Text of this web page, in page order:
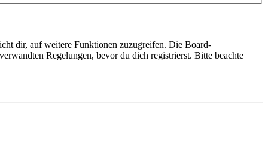
dir, auf weitere Funktionen zuzugreifen. Die Board-
Regelungen, bevor du dich registrierst. Bitte beachte